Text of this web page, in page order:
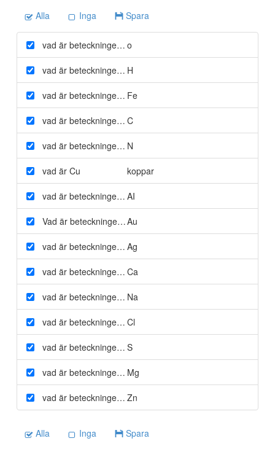
Alla
Inga Spara
vad är beteckningen för syre
o
vad är beteckningen för väte
H
vad är beteckningen för järn
Fe
vad är beteckningen för kol
C
vad är beteckningen för kväve
N
vad är Cu koppar
vad är beteckningen för aluminium
AI
Vad är beteckningen för Guld
Au
vad är beteckningen för silver
Ag
vad är beteckningen för kalcium
Ca
vad är beteckningen för Natrium
Na
vad är beteckningen för klor
Cl
vad är beteckningen för Svavel
S
vad är beteckningen för magnesium
Mg
vad är beteckningen för Zink
Zn
Alla Inga Spara